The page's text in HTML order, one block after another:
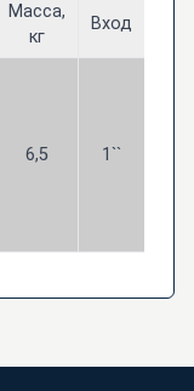
Масса,
кг
Вход
6,5 1``